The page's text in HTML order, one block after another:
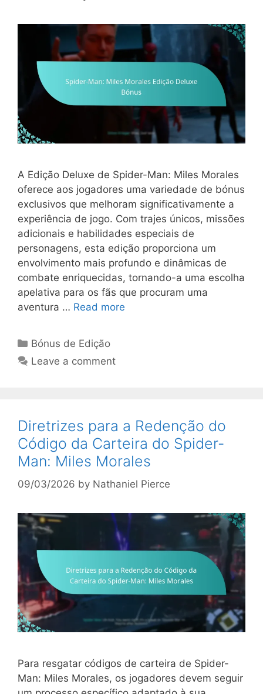
A Edição Deluxe de Spider-Man: Miles Morales
oferece aos jogadores uma variedade de bónus
exclusivos que melhoram significativamente a
experiência de jogo. Com trajes únicos, missões
adicionais e habilidades especiais de
personagens, esta edição proporciona um
envolvimento mais profundo e dinâmicas de
combate enriquecidas, tornando-a uma escolha
apelativa para os fãs que procuram uma
aventura … Read more
Categories
Bónus de Edição
Leave a comment
Diretrizes para a Redenção do
Código da Carteira do Spider-
Man: Miles Morales
09/03/2026 by Nathaniel Pierce
Para resgatar códigos de carteira de Spider-
Man: Miles Morales, os jogadores devem seguir